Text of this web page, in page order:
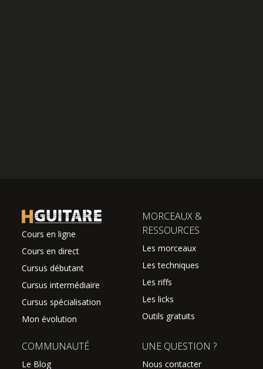
Cours en ligne
Cours en direct
Cursus débutant
Cursus intermédiaire
Cursus spécialisation
Mon évolution
MORCEAUX &
RESSOURCES
Les morceaux
Les techniques
Les riffs
Les licks
Outils gratuits
COMMUNAUTÉ
Le Blog
UNE QUESTION ?
Nous contacter